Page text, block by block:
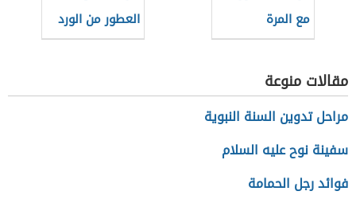
مع المرة
العطور من الورد
مقالات منوعة
مراحل تدوين السنة النبوية
سفينة نوح عليه السلام
فوائد رجل الحمامة